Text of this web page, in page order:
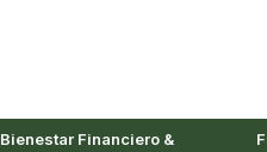
Bienestar Financiero &